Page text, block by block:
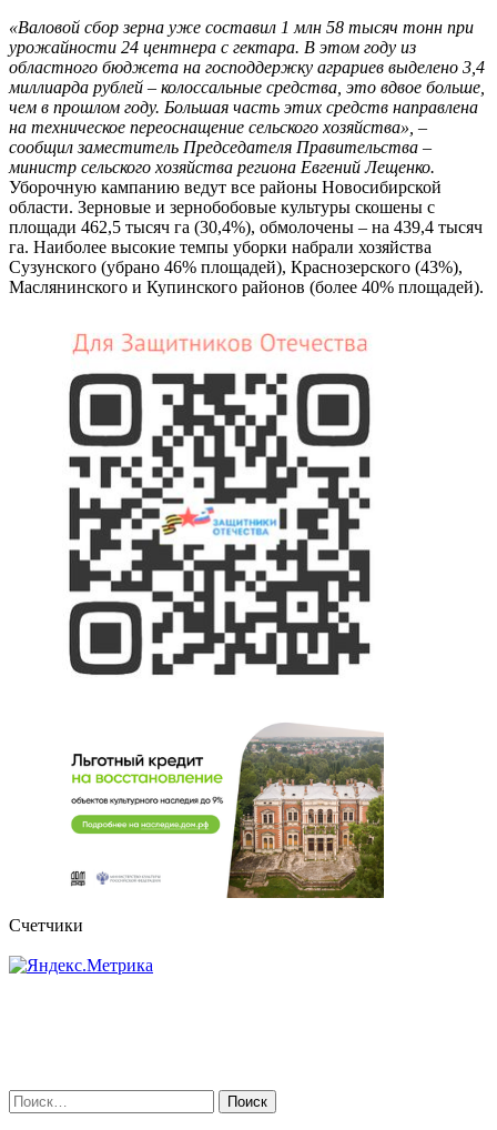
«Валовой сбор зерна уже составил 1 млн 58 тысяч тонн при
урожайности 24 центнера с гектара. В этом году из
областного бюджета на господдержку аграриев выделено 3,4
миллиарда рублей – колоссальные средства, это вдвое больше,
чем в прошлом году. Большая часть этих средств направлена
на техническое переоснащение сельского хозяйства», –
сообщил заместитель Председателя Правительства –
министр сельского хозяйства региона Евгений Лещенко.
Уборочную кампанию ведут все районы Новосибирской
области. Зерновые и зернобобовые культуры скошены с
площади 462,5 тысяч га (30,4%), обмолочены – на 439,4 тысяч
га. Наиболее высокие темпы уборки набрали хозяйства
Сузунского (убрано 46% площадей), Краснозерского (43%),
Маслянинского и Купинского районов (более 40% площадей).
Счетчики
Найти: